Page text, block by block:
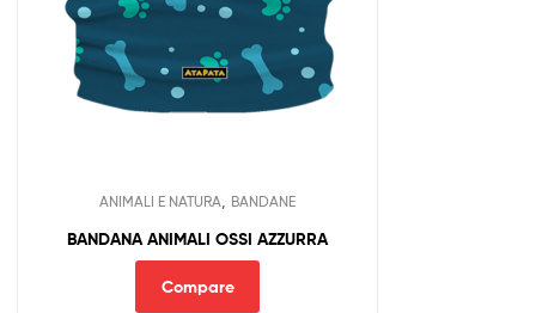
ANIMALI E NATURA BANDANE
BANDANA ANIMALI OSSI AZZURRA
Compare